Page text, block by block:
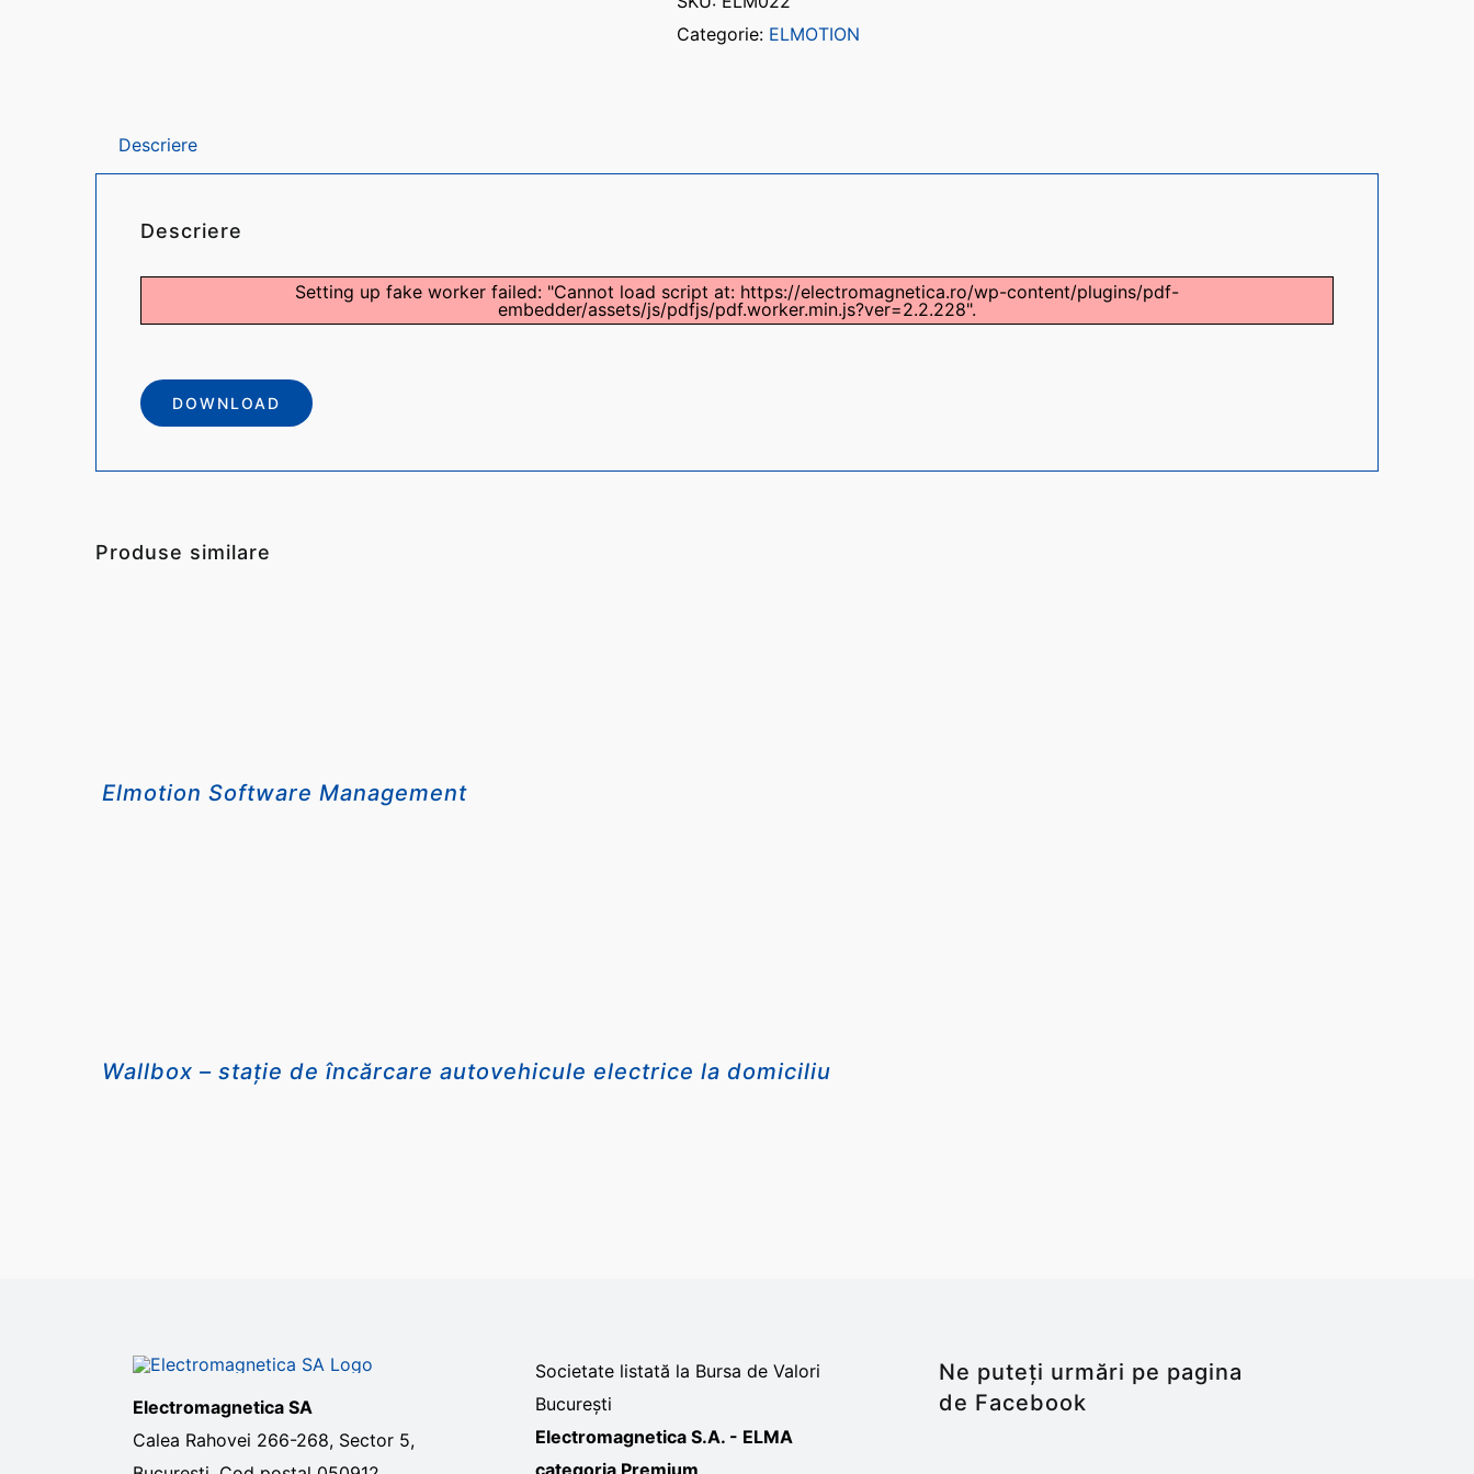
Categorie: ELMOTION
Descriere
Descriere
Setting up fake worker failed: "Cannot load script at: https://electromagnetica.ro/wp-content/plugins/pdf-
embedder/assets/js/pdfjs/pdf.worker.min.js?ver=2.2.228".
DOWNLOAD
Produse similare
Elmotion Software Management
Wallbox – stație de încărcare autovehicule electrice la domiciliu
Electromagnetica SA
Calea Rahovei 266-268, Sector 5,
Societate listată la Bursa de Valori
București
Electromagnetica S.A. - ELMA
Ne puteți urmări pe pagina
de Facebook